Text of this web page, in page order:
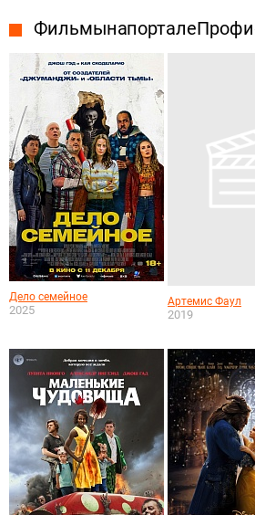
Фильмы на портале
Дело семейное
2025
Артемис Фаул
2019